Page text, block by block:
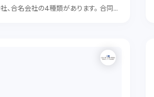
、合名会社の4種類があります。 合同会